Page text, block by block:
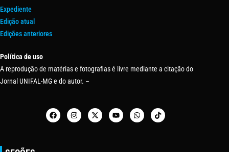
Expediente
Edição atual
Edições anteriores
Política de uso
A reprodução de matérias e fotografias é livre mediante a citação do
Jornal UNIFAL-MG e do autor. –